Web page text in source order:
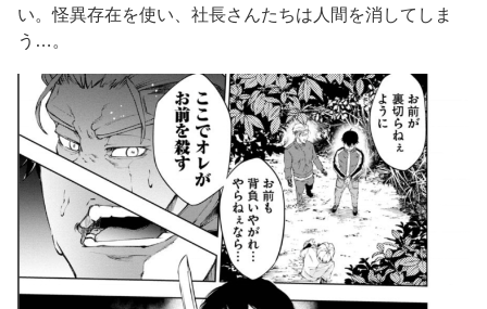
い。怪異存在を使い、社長さんたちは人間を消してしま
う…。